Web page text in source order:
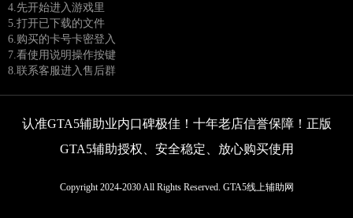
4.先开始进入游戏里
5.打开已下载的文件
6.购买的卡号卡密登入
7.看使用说明操作按键
8.联系客服进入售后群
认准GTA5辅助业内口碑极佳！十年老店信誉保障！正版
GTA5辅助授权、安全稳定、放心购买使用
Copyright 2024-2030 All Rights Reserved. GTA5线上辅助网